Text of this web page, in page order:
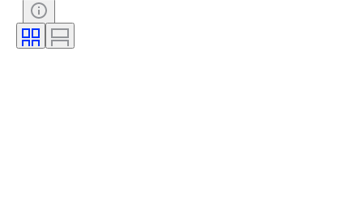
Tartozékok mellékelve
Modell